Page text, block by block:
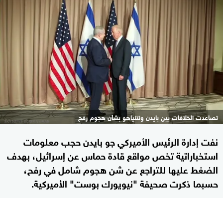
تصاعدت الخلافات بين بايدن ونتنياهو بشأن هجوم رفح
نفت إدارة الرئيس الأميركي جو بايدن حجب معلومات
استخباراتية تخص مواقع قادة حماس عن إسرائيل، بهدف
الضغط عليها للتراجع عن شن هجوم شامل في رفح،
حسبما ذكرت صحيفة "نيويورك بوست" الأميركية.